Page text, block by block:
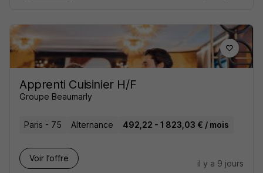
Apprenti Cuisinier H/F
Groupe Beaumarly
Paris - 75 Alternance 492,22 - 1 823,03 € / mois
Voir l’offre
il y a 9 jours